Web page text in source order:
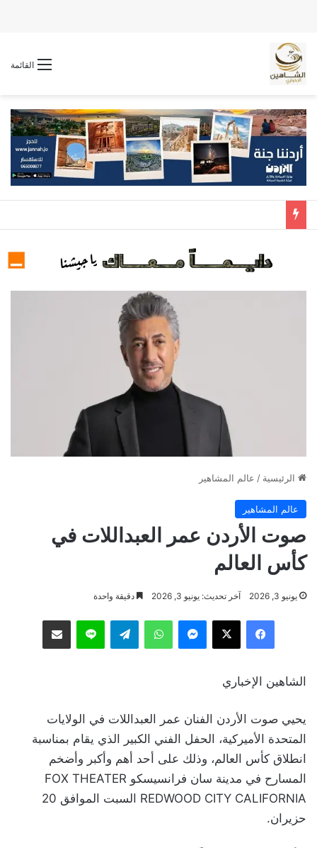
القائمة
الرئيسية / عالم المشاهير
عالم المشاهير
صوت الأردن عمر العبداللات في
كأس العالم
يونيو 3, 2026 آخر تحديث: يونيو 3, 2026 دقيقة واحدة
فيسبوك ‫X ماسنجر واتساب تيلقرام لاين مشاركة عبر البريد
الشاهين الإخباري
يحيي صوت الأردن الفنان عمر العبداللات في الولايات
المتحدة الأميركية، الحفل الفني الكبير الذي يقام بمناسبة
انطلاق كأس العالم، وذلك على أحد أهم وأكبر وأضخم
المسارح في مدينة سان فرانسيسكو FOX THEATER
REDWOOD CITY CALIFORNIA السبت الموافق 20
حزيران.